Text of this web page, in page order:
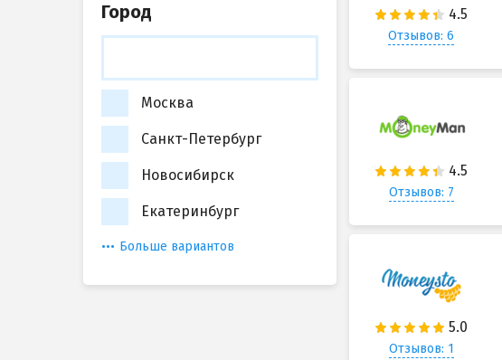
Отзывов: 6
Отзывов: 7
Отзывов: 1
Город
Москва
Санкт-Петербург
Новосибирск
Екатеринбург
Больше вариантов